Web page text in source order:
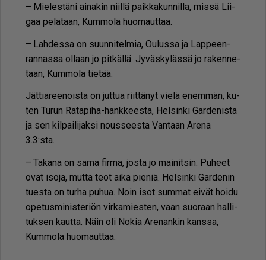
– Mie­les­tä­ni ai­na­kin niil­lä paik­ka­kun­nil­la, mis­sä Lii­
gaa pe­la­taan, Kum­mo­la huo­maut­taa.
– Lah­des­sa on suun­ni­tel­mia, Ou­lus­sa ja Lap­peen­
ran­nas­sa ol­laan jo pit­käl­lä. Jy­väs­ky­läs­sä jo ra­ken­ne­
taan, Kum­mo­la tie­tää.
Jät­ti­a­ree­nois­ta on jut­tua riit­tä­nyt vie­lä enem­män, ku­
ten Tu­run Ra­ta­pi­ha-hank­kees­ta, Hel­sin­ki Gar­de­nis­ta
ja sen kil­pai­li­jak­si nous­sees­ta Van­taan Are­na
3.3:sta.
– Ta­ka­na on sama fir­ma, jos­ta jo mai­nit­sin. Pu­heet
ovat iso­ja, mut­ta teot ai­ka pie­niä. Hel­sin­ki Gar­de­nin
tu­es­ta on tur­ha pu­hua. Noin isot sum­mat ei­vät hoi­du
ope­tus­mi­nis­te­ri­ön vir­ka­mies­ten, vaan suo­raan hal­li­
tuk­sen kaut­ta. Näin oli No­kia Are­nan­kin kans­sa,
Kum­mo­la huo­maut­taa.